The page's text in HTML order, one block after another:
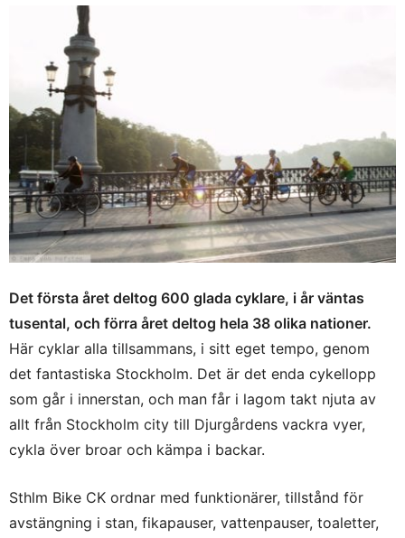
Det första året deltog 600 glada cyklare, i år väntas
tusental, och förra året deltog hela 38 olika nationer.
Här cyklar alla tillsammans, i sitt eget tempo, genom
det fantastiska Stockholm. Det är det enda cykellopp
som går i innerstan, och man får i lagom takt njuta av
allt från Stockholm city till Djurgårdens vackra vyer,
cykla över broar och kämpa i backar.
Sthlm Bike CK ordnar med funktionärer, tillstånd för
avstängning i stan, fikapauser, vattenpauser, toaletter,